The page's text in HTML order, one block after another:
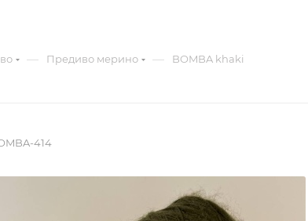
— Предиво мерино — BOMBA khaki
414